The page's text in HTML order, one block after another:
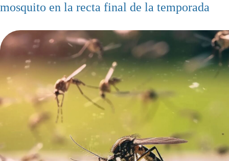
mosquito en la recta final de la temporada